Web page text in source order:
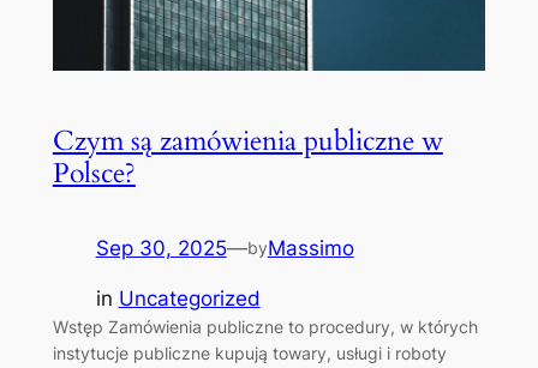
Czym są zamówienia publiczne w
Polsce?
Sep 30, 2025—byMassimo
in Uncategorized
Wstęp Zamówienia publiczne to procedury, w których
instytucje publiczne kupują towary, usługi i roboty